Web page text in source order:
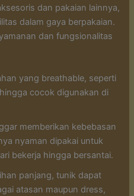
dan pakaian lainnya,
dalam gaya berpakaian.
dan fungsionalitas
yang breathable, seperti
cocok digunakan di
memberikan kebebasan
nyaman dipakai untuk
bekerja hingga bersantai.
panjang, tunik dapat
atasan maupun dress,